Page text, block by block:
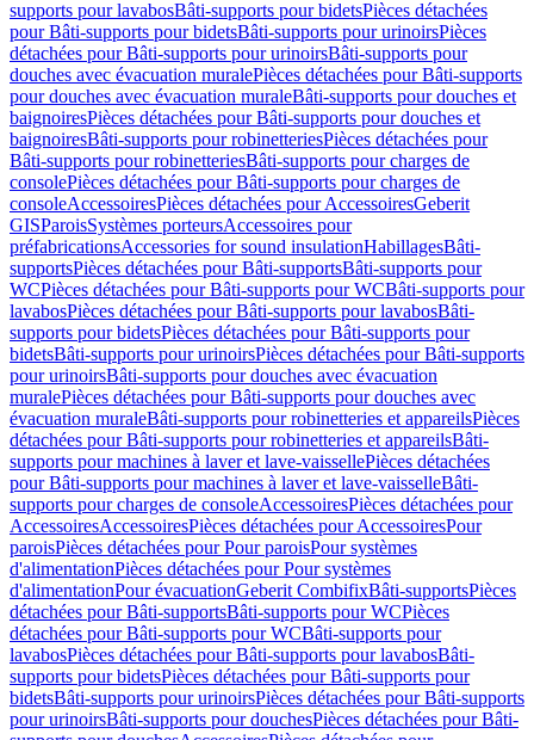
supports pour lavabosBâti-supports pour bidetsPièces détachées
pour Bâti-supports pour bidetsBâti-supports pour urinoirsPièces
détachées pour Bâti-supports pour urinoirsBâti-supports pour
douches avec évacuation muralePièces détachées pour Bâti-supports
pour douches avec évacuation muraleBâti-supports pour douches et
baignoiresPièces détachées pour Bâti-supports pour douches et
baignoiresBâti-supports pour robinetteriesPièces détachées pour
Bâti-supports pour robinetteriesBâti-supports pour charges de
consolePièces détachées pour Bâti-supports pour charges de
consoleAccessoiresPièces détachées pour AccessoiresGeberit
GISParoisSystèmes porteursAccessoires pour
préfabricationsAccessories for sound insulationHabillagesBâti-
supportsPièces détachées pour Bâti-supportsBâti-supports pour
WCPièces détachées pour Bâti-supports pour WCBâti-supports pour
lavabosPièces détachées pour Bâti-supports pour lavabosBâti-
supports pour bidetsPièces détachées pour Bâti-supports pour
bidetsBâti-supports pour urinoirsPièces détachées pour Bâti-supports
pour urinoirsBâti-supports pour douches avec évacuation
muralePièces détachées pour Bâti-supports pour douches avec
évacuation muraleBâti-supports pour robinetteries et appareilsPièces
détachées pour Bâti-supports pour robinetteries et appareilsBâti-
supports pour machines à laver et lave-vaissellePièces détachées
pour Bâti-supports pour machines à laver et lave-vaisselleBâti-
supports pour charges de consoleAccessoiresPièces détachées pour
AccessoiresAccessoiresPièces détachées pour AccessoiresPour
paroisPièces détachées pour Pour paroisPour systèmes
d'alimentationPièces détachées pour Pour systèmes
d'alimentationPour évacuationGeberit CombifixBâti-supportsPièces
détachées pour Bâti-supportsBâti-supports pour WCPièces
détachées pour Bâti-supports pour WCBâti-supports pour
lavabosPièces détachées pour Bâti-supports pour lavabosBâti-
supports pour bidetsPièces détachées pour Bâti-supports pour
bidetsBâti-supports pour urinoirsPièces détachées pour Bâti-supports
pour urinoirsBâti-supports pour douchesPièces détachées pour Bâti-